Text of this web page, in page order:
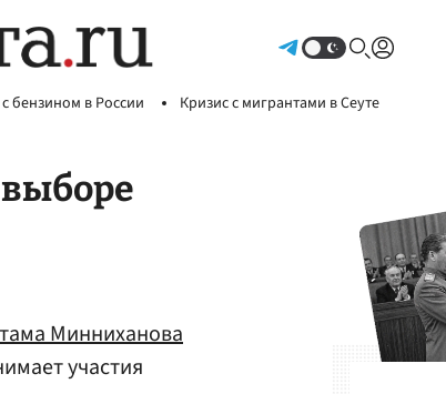
бензином в России Кризис с мигрантами в Сеуте
Минниханова
участия